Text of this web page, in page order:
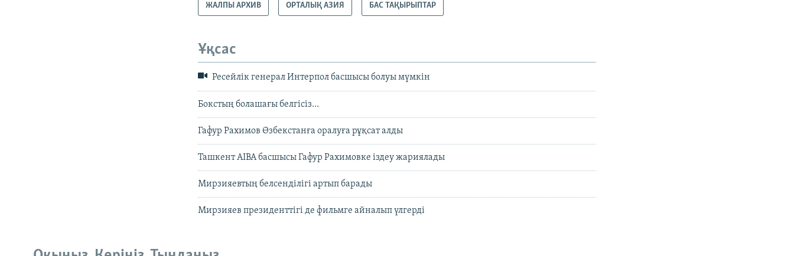
ЖАЛПЫ АРХИВ ОРТАЛЫҚ АЗИЯ БАС ТАҚЫРЫПТАР
Ұқсас
Ресейлік генерал Интерпол басшысы болуы мүмкін
Бокстың болашағы белгісіз...
Гафур Рахимов Өзбекстанға оралуға рұқсат алды
Ташкент AIBA басшысы Гафур Рахимовке іздеу жариялады
Мирзияевтың белсенділігі артып барады
Мирзияев президенттігі де фильмге айналып үлгерді